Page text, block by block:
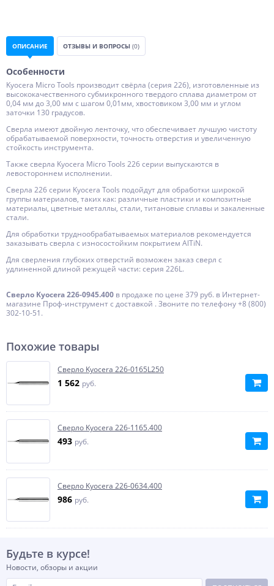
ОПИСАНИЕ ОТЗЫВЫ И ВОПРОСЫ (0)
Особенности
Kyocera Micro Tools производит свёрла (серия 226), изготовленные из
высококачественного субмикронного твердого сплава диаметром от
0,04 мм до 3,00 мм с шагом 0,01мм, хвостовиком 3,00 мм и углом
заточки 130 градусов.
Сверла имеют двойную ленточку, что обеспечивает лучшую чистоту
обрабатываемой поверхности, точность отверстия и увеличенную
стойкость инструмента.
Также сверла Kyocera Micro Tools 226 серии выпускаются в
левостороннем исполнении.
Сверла 226 серии Kyocera Tools подойдут для обработки широкой
группы материалов, таких как: различные пластики и композитные
материалы, цветные металлы, стали, титановые сплавы и закаленные
стали.
Для обработки труднообрабатываемых материалов рекомендуется
заказывать сверла с износостойким покрытием AlTiN.
Для сверления глубоких отверстий возможен заказ сверл с
удлиненной длиной режущей части: серия 226L.
Сверло Kyocera 226-0945.400 в продаже по цене 379 руб. в Интернет-
магазине Проф-инструмент с доставкой . Звоните по телефону +8 (800)
302-10-51.
Похожие товары
Сверло Kyocera 226-0165L250
1 562 руб.
Сверло Kyocera 226-1165.400
493 руб.
Сверло Kyocera 226-0634.400
986 руб.
Будьте в курсе!
Новости, обзоры и акции